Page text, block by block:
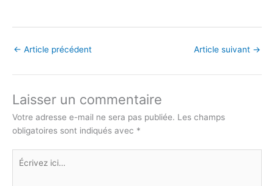
← Article précédent Article suivant →
Laisser un commentaire
Votre adresse e-mail ne sera pas publiée. Les champs
obligatoires sont indiqués avec *
Écrivez
ici…